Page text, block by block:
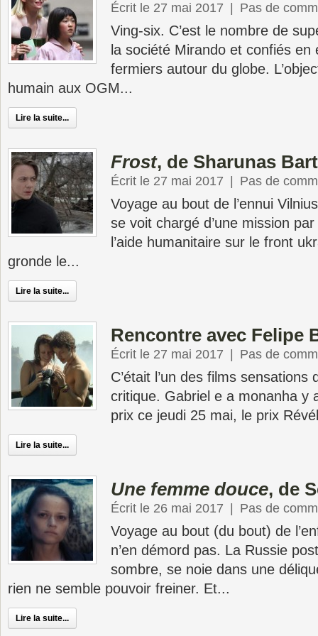
Écrit le 27 mai 2017 Pas de
Ving-six. C’est le nombre de
la société Mirando et confiés en
fermiers autour du globe.
humain aux OGM...
Lire la suite...
Frost, de Sharunas
Écrit le 27 mai 2017 Pas de
Voyage au bout de l’ennui
se voit chargé d’une mission
l’aide humanitaire sur le front
gronde le...
Lire la suite...
Rencontre avec Felipe
Écrit le 27 mai 2017 Pas de
C’était l’un des films sensations
critique. Gabriel e a monanha y
prix ce jeudi 25 mai, le prix
Lire la suite...
Une femme douce, de
Écrit le 26 mai 2017 Pas de
Voyage au bout (du bout) de
n’en démord pas. La Russie
sombre, se noie dans une
rien ne semble pouvoir freiner. Et...
Lire la suite...